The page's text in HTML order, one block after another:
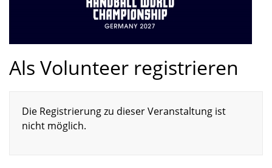
Als Volunteer registrieren
Die Registrierung zu dieser Veranstaltung ist
nicht möglich.